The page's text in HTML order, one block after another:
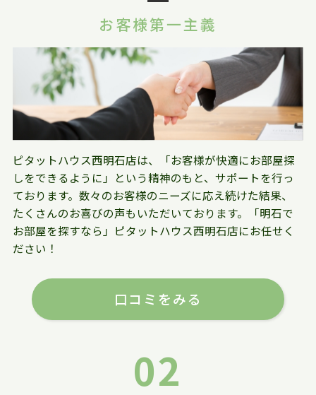
お客様第一主義
ピタットハウス西明石店は、「お客様が快適にお部屋探
しをできるように」という精神のもと、サポートを行っ
ております。数々のお客様のニーズに応え続けた結果、
たくさんのお喜びの声もいただいております。「明石で
お部屋を探すなら」ピタットハウス西明石店にお任せく
ださい！
口コミをみる
02